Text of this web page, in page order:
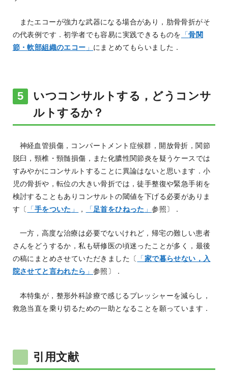
またエコーが強力な武器になる場合があり，肋骨骨折がそ
の代表例です．初学者でも容易に実践できるものを
「骨関
節・軟部組織のエコー 」 にまとめてもらいました．
いつコンサルトする，どうコンサ
ルトするか？
神経血管損傷，コンパートメント症候群，開放骨折，関節
脱臼，頸椎・頸髄損傷，また化膿性関節炎を疑うケースでは
すみやかにコンサルトすることに異論はないと思います．小
児の骨折や，転位の大きい骨折では，徒手整復や緊急手術を
検討することもありコンサルトの閾値を下げる必要がありま
す〔
「手をついた 」 ， 「 足首をひねった 」参照〕．
一方，高度な治療は必要でないけれど，帰宅の難しい患者
さんをどうするか，私も研修医の頃迷ったことが多く，最後
の稿にまとめさせていただきました〔
「家で暮らせない，入
院させてと言われたら 」参照〕．
本特集が，整形外科診療で感じるプレッシャーを減らし，
救急当直を乗り切るための一助となることを願っています．
引用文献